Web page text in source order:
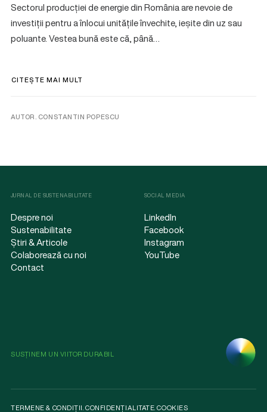
Sectorul producției de energie din România are nevoie de
investiții pentru a înlocui unitățile învechite, ieșite din uz sau
poluante. Vestea bună este că, până…
CITEȘTE MAI MULT
AUTOR. CONSTANTIN POPESCU
JURNAL DE SUSTENABILITATE
Despre noi
Sustenabilitate
Știri & Articole
Colaborează cu noi
Contact
SOCIAL MEDIA
LinkedIn
Facebook
Instagram
YouTube
SUSȚINEM UN VIITOR DURABIL
TERMENE & CONDIȚII.CONFIDENȚIALITATE.COOKIES